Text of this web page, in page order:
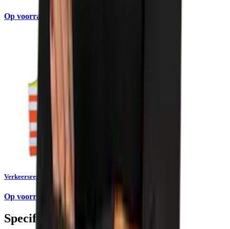
Op voorraad
Verkeersregelaarsvest RWS Hydrowear
Op voorraad
Specificaties